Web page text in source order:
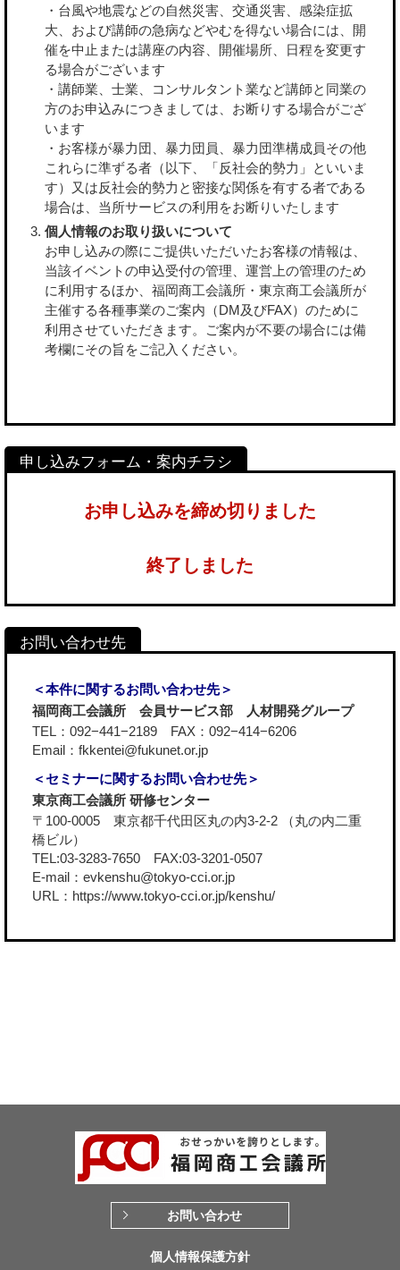
・台風や地震などの自然災害、交通災害、感染症拡
大、および講師の急病などやむを得ない場合には、開
催を中止または講座の内容、開催場所、日程を変更す
る場合がございます
・講師業、士業、コンサルタント業など講師と同業の
方のお申込みにつきましては、お断りする場合がござ
います
・お客様が暴力団、暴力団員、暴力団準構成員その他
これらに準ずる者（以下、「反社会的勢力」といいま
す）又は反社会的勢力と密接な関係を有する者である
場合は、当所サービスの利用をお断りいたします
個人情報のお取り扱いについて
お申し込みの際にご提供いただいたお客様の情報は、
当該イベントの申込受付の管理、運営上の管理のため
に利用するほか、福岡商工会議所・東京商工会議所が
主催する各種事業のご案内（DM及びFAX）のために
利用させていただきます。ご案内が不要の場合には備
考欄にその旨をご記入ください。
お申し込みを締め切りました
終了しました
＜本件に関するお問い合わせ先＞
福岡商工会議所 会員サービス部 人材開発グループ
TEL：092−441−2189 FAX：092−414−6206
Email：fkkentei@fukunet.or.jp
＜セミナーに関するお問い合わせ先＞
東京商工会議所 研修センター
〒100-0005 東京都千代田区丸の内3-2-2 （丸の内二重
橋ビル）
TEL:03-3283-7650 FAX:03-3201-0507
E-mail：evkenshu@tokyo-cci.or.jp
URL： https://www.tokyo-cci.or.jp/kenshu/
お問い合わせ
個人情報保護方針